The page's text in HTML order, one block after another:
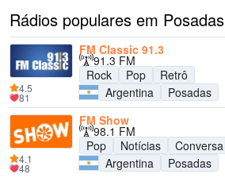
Rádios populares em Posadas
FM Classic 91.3
91.3 FM
Rock
Pop
Retrô
Argentina
Posadas
4.5
81
FM Show
98.1 FM
Pop
Notícias
Conversa
Argentina
Posadas
4.1
48